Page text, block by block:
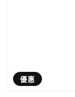
優惠